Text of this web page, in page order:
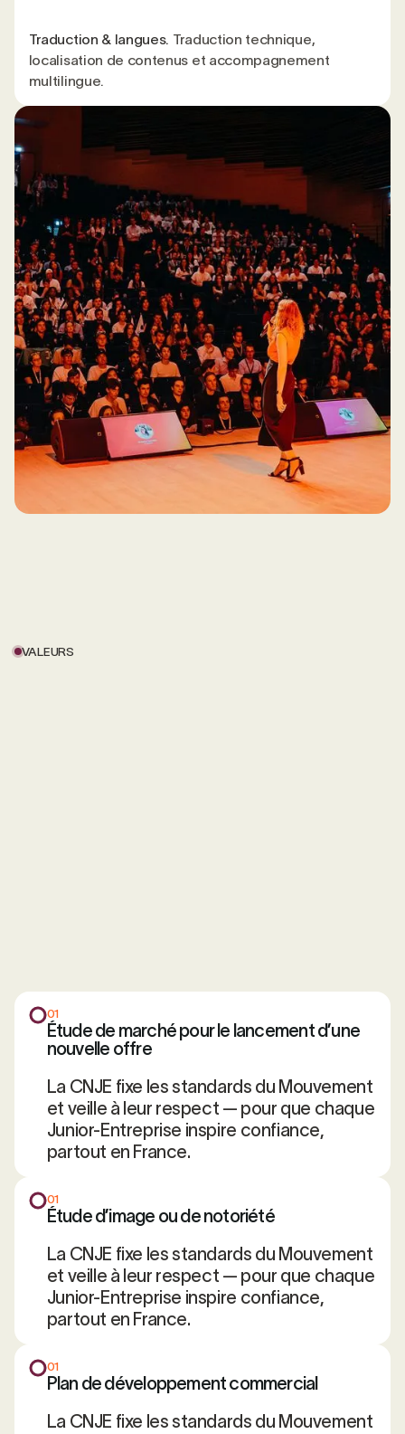
Traduction & langues. Traduction technique,
localisation de contenus et accompagnement
multilingue.
VALEURS
01
Étude de marché pour le lancement d’une
nouvelle offre
La CNJE fixe les standards du Mouvement
et veille à leur respect — pour que chaque
Junior-Entreprise inspire confiance,
partout en France.
01
Étude d’image ou de notoriété
La CNJE fixe les standards du Mouvement
et veille à leur respect — pour que chaque
Junior-Entreprise inspire confiance,
partout en France.
01
Plan de développement commercial
La CNJE fixe les standards du Mouvement